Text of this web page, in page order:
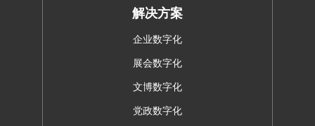
解决方案
企业数字化
展会数字化
文博数字化
党政数字化